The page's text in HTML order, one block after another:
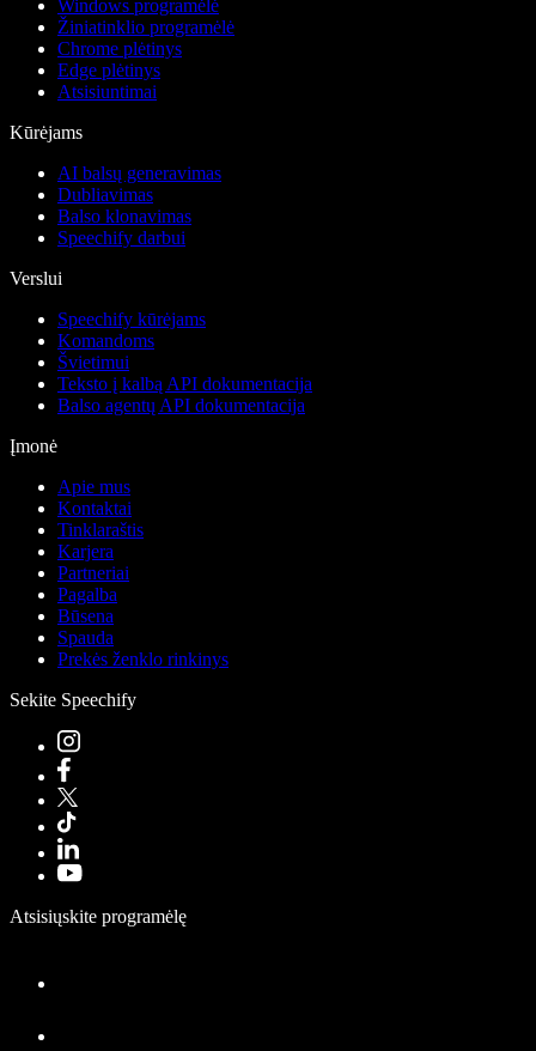
Windows programėlė
Žiniatinklio programėlė
Chrome plėtinys
Edge plėtinys
Atsisiuntimai
Kūrėjams
AI balsų generavimas
Dubliavimas
Balso klonavimas
Speechify darbui
Verslui
Speechify kūrėjams
Komandoms
Švietimui
Teksto į kalbą API dokumentacija
Balso agentų API dokumentacija
Įmonė
Apie mus
Kontaktai
Tinklaraštis
Karjera
Partneriai
Pagalba
Būsena
Spauda
Prekės ženklo rinkinys
Sekite Speechify
Atsisiųskite programėlę